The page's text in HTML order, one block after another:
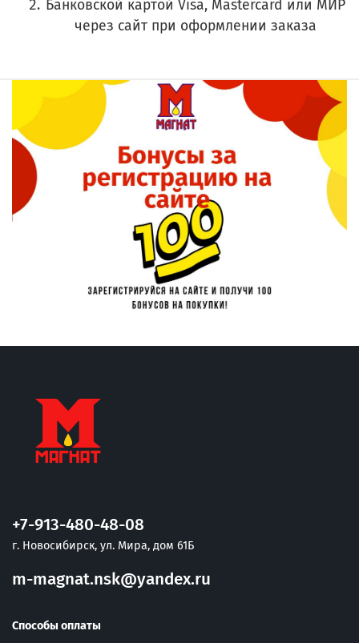
Банковской картой Visa, Mastercard или МИР
через сайт при оформлении заказа
+7-913-480-48-08
г. Новосибирск, ул. Мира, дом 61Б
m-magnat.nsk@yandex.ru
Способы оплаты